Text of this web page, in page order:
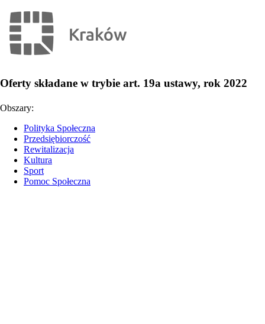
Oferty składane w trybie art. 19a ustawy, rok 2022
Obszary:
Polityka Społeczna
Przedsiębiorczość
Rewitalizacja
Kultura
Sport
Pomoc Społeczna